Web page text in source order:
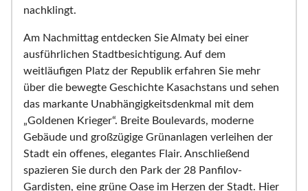
nachklingt.
Am Nachmittag entdecken Sie Almaty bei einer
ausführlichen Stadtbesichtigung. Auf dem
weitläufigen Platz der Republik erfahren Sie mehr
über die bewegte Geschichte Kasachstans und sehen
das markante Unabhängigkeitsdenkmal mit dem
„Goldenen Krieger“. Breite Boulevards, moderne
Gebäude und großzügige Grünanlagen verleihen der
Stadt ein offenes, elegantes Flair. Anschließend
spazieren Sie durch den Park der 28 Panfilov-
Gardisten, eine grüne Oase im Herzen der Stadt. Hier